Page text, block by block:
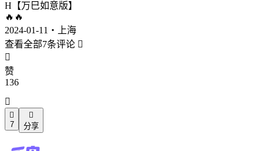
H【万巳如意版】
🔥🔥
2024-01-11・上海
查看全部7条评论 

赞
136


7

分享